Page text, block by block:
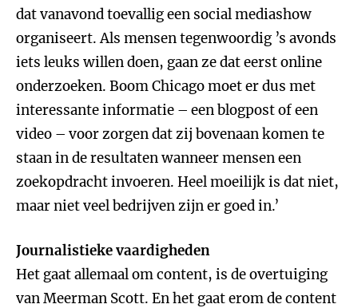
dat vanavond toevallig een social mediashow
organiseert. Als mensen tegenwoordig ’s avonds
iets leuks willen doen, gaan ze dat eerst online
onderzoeken. Boom Chicago moet er dus met
interessante informatie – een blogpost of een
video – voor zorgen dat zij bovenaan komen te
staan in de resultaten wanneer mensen een
zoekopdracht invoeren. Heel moeilijk is dat niet,
maar niet veel bedrijven zijn er goed in.’
Journalistieke vaardigheden
Het gaat allemaal om content, is de overtuiging
van Meerman Scott. En het gaat erom de content